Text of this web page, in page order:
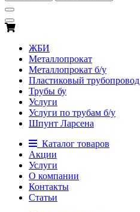
ЖБИ
Металлопрокат
Металлопрокат б/у
Пластиковый трубопровод
Трубы бу
Услуги
Услуги по трубам б/у
Шпунт Ларсена
Каталог товаров
Акции
Услуги
О компании
Контакты
Статьи